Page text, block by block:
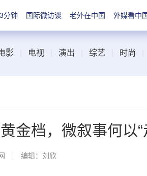
分钟 国际微访谈 老外在中国 外媒看中
影 电视 演出 综艺 时尚
金档，微叙事何以“
编辑：刘欣